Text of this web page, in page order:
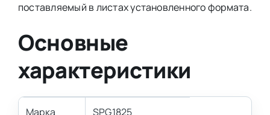
поставляемый в листах установленного формата.
Основные
характеристики
Марка SPG1825